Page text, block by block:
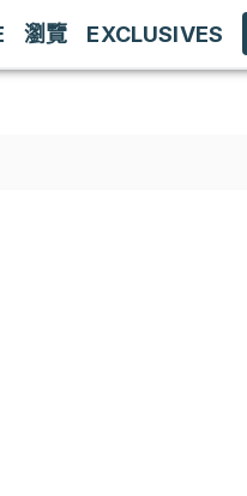
瀏覽 EXCLUSIVES